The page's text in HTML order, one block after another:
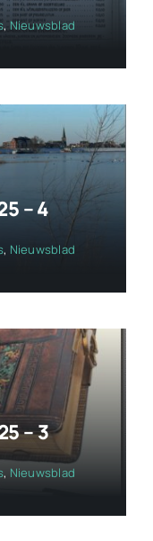
, Nieuwsblad
– 4
, Nieuwsblad
– 3
, Nieuwsblad